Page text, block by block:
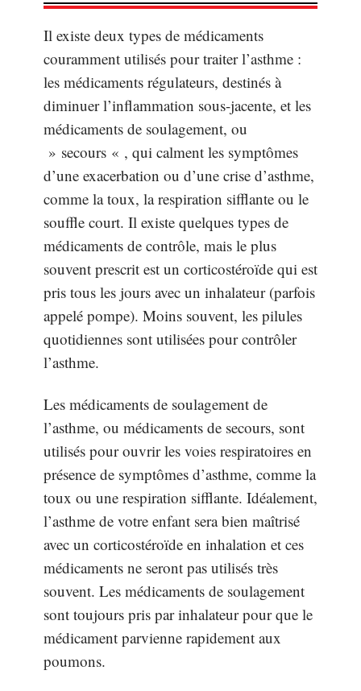
Il existe deux types de médicaments
couramment utilisés pour traiter l’asthme :
les médicaments régulateurs, destinés à
diminuer l’inflammation sous-jacente, et les
médicaments de soulagement, ou
» secours « , qui calment les symptômes
d’une exacerbation ou d’une crise d’asthme,
comme la toux, la respiration sifflante ou le
souffle court. Il existe quelques types de
médicaments de contrôle, mais le plus
souvent prescrit est un corticostéroïde qui est
pris tous les jours avec un inhalateur (parfois
appelé pompe). Moins souvent, les pilules
quotidiennes sont utilisées pour contrôler
l’asthme.
Les médicaments de soulagement de
l’asthme, ou médicaments de secours, sont
utilisés pour ouvrir les voies respiratoires en
présence de symptômes d’asthme, comme la
toux ou une respiration sifflante. Idéalement,
l’asthme de votre enfant sera bien maîtrisé
avec un corticostéroïde en inhalation et ces
médicaments ne seront pas utilisés très
souvent. Les médicaments de soulagement
sont toujours pris par inhalateur pour que le
médicament parvienne rapidement aux
poumons.